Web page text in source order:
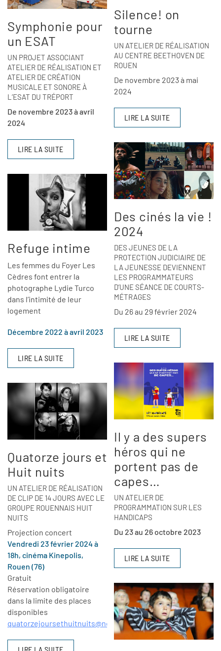
Symphonie pour
un ESAT
UN PROJET ASSOCIANT
ATELIER DE RÉALISATION ET
ATELIER DE CRÉATION
MUSICALE ET SONORE À
L’ESAT DU TRÉPORT
De novembre 2023 à avril
2024
LIRE LA SUITE
Refuge intime
Les femmes du Foyer Les
Cèdres font entrer la
photographe Lydie Turco
dans l’intimité de leur
logement
Décembre 2022 à avril 2023
LIRE LA SUITE
Quatorze jours et
Huit nuits
UN ATELIER DE RÉALISATION
DE CLIP DE 14 JOURS AVEC LE
GROUPE ROUENNAIS HUIT
NUITS
Projection concert
Vendredi 23 février 2024 à
18h, cinéma Kinepolis,
Rouen (76)
Gratuit
Réservation obligatoire
dans la limite des places
disponibles
quatorzejoursethuitnuits@normandieimages.fr
Silence! on
tourne
UN ATELIER DE RÉALISATION
AU CENTRE BEETHOVEN DE
ROUEN
De novembre 2023 à mai
2024
LIRE LA SUITE
Des cinés la vie !
2024
DES JEUNES DE LA
PROTECTION JUDICIAIRE DE
LA JEUNESSE DEVIENNENT
LES PROGRAMMATEURS
D’UNE SÉANCE DE COURTS-
MÉTRAGES
Du 26 au 29 février 2024
LIRE LA SUITE
Il y a des supers
héros qui ne
portent pas de
capes…
UN ATELIER DE
PROGRAMMATION SUR LES
HANDICAPS
Du 23 au 26 octobre 2023
LIRE LA SUITE